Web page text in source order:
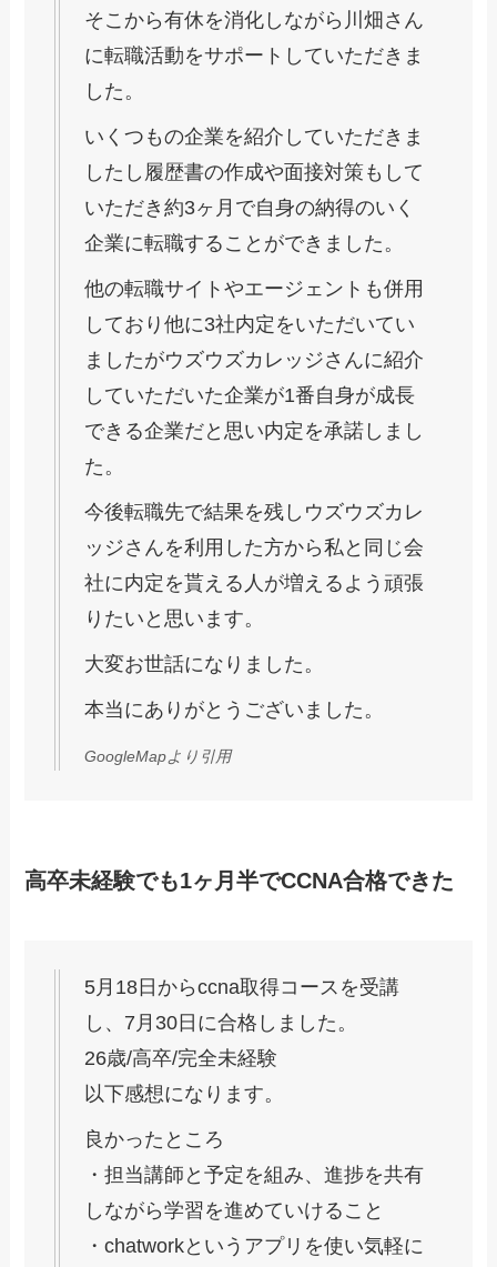
そこから有休を消化しながら川畑さん
に転職活動をサポートしていただきま
した。
いくつもの企業を紹介していただきま
したし履歴書の作成や面接対策もして
いただき約3ヶ月で自身の納得のいく
企業に転職することができました。
他の転職サイトやエージェントも併用
しており他に3社内定をいただいてい
ましたがウズウズカレッジさんに紹介
していただいた企業が1番自身が成長
できる企業だと思い内定を承諾しまし
た。
今後転職先で結果を残しウズウズカレ
ッジさんを利用した方から私と同じ会
社に内定を貰える人が増えるよう頑張
りたいと思います。
大変お世話になりました。
本当にありがとうございました。
GoogleMapより引用
高卒未経験でも1ヶ月半でCCNA合格できた
5月18日からccna取得コースを受講
し、7月30日に合格しました。
26歳/高卒/完全未経験
以下感想になります。
良かったところ
・担当講師と予定を組み、進捗を共有
しながら学習を進めていけること
・chatworkというアプリを使い気軽に